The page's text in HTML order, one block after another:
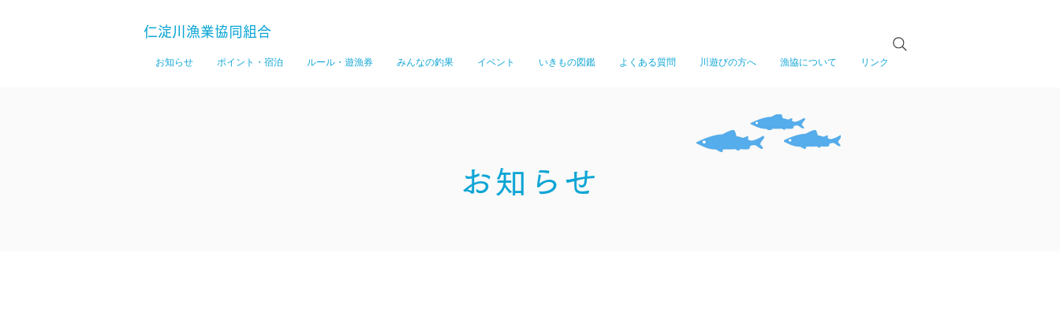
仁淀川漁業協同組合
お知らせ ポイント・宿泊 ルール・遊漁券 みんなの釣果 イベント いきもの図鑑 よくある質問 川遊びの方へ 漁協について リンク
お知らせ